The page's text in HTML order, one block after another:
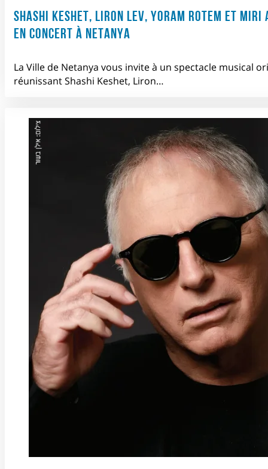
SHASHI KESHET, LIRON LEV, YORAM ROTEM ET MIRI
EN CONCERT À NETANYA
La Ville de Netanya vous invite à un spectacle musical
réunissant Shashi Keshet, Liron…